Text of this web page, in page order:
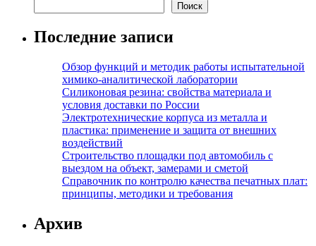
Поиск
Последние записи
Обзор функций и методик работы испытательной
химико-аналитической лаборатории
Силиконовая резина: свойства материала и
условия доставки по России
Электротехнические корпуса из металла и
пластика: применение и защита от внешних
воздействий
Строительство площадки под автомобиль с
выездом на объект, замерами и сметой
Справочник по контролю качества печатных плат:
принципы, методики и требования
Архив